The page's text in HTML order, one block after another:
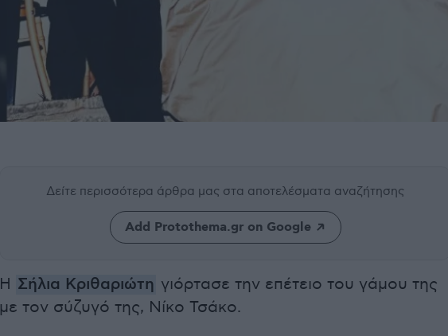
Δείτε περισσότερα άρθρα μας στα αποτελέσματα αναζήτησης
Add Protothema.gr on Google
Η Σήλια Κριθαριώτη γιόρτασε την επέτειο του γάμου της
με τον σύζυγό της, Νίκο Τσάκο.